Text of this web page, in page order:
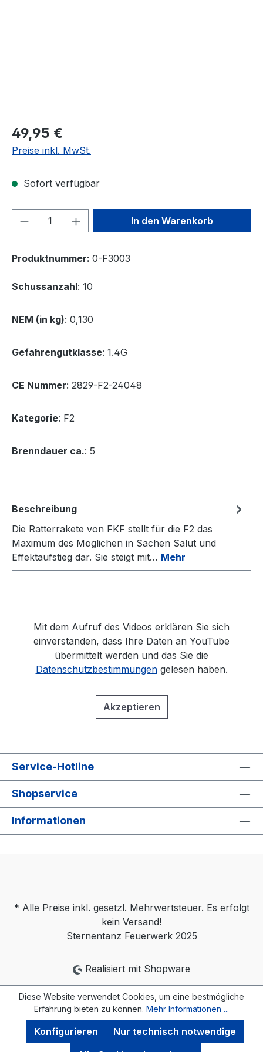
49,95 €
Preise inkl. MwSt.
Sofort verfügbar
Produkt Anzahl: Gib denIn den Warenkorb
Produktnummer: 0-F3003
Schussanzahl: 10
NEM (in kg): 0,130
Gefahrengutklasse: 1.4G
CE Nummer: 2829-F2-24048
Kategorie: F2
Brenndauer ca.: 5
Beschreibung
Die Ratterrakete von FKF stellt für die F2 das
Maximum des Möglichen in Sachen Salut und
Effektaufstieg dar. Sie steigt mit… Mehr
Mit dem Aufruf des Videos erklären Sie sich
einverstanden, dass Ihre Daten an YouTube
übermittelt werden und das Sie die
Datenschutzbestimmungengelesen haben.
Akzeptieren
Service-Hotline
Shopservice
Informationen
* Alle Preise inkl. gesetzl. Mehrwertsteuer. Es erfolgt
kein Versand!
Sternentanz Feuerwerk 2025
Realisiert mit Shopware
Diese Website verwendet Cookies, um eine bestmögliche
Erfahrung bieten zu können. Mehr Informationen ...
Nur technisch notwendige
Konfigurieren